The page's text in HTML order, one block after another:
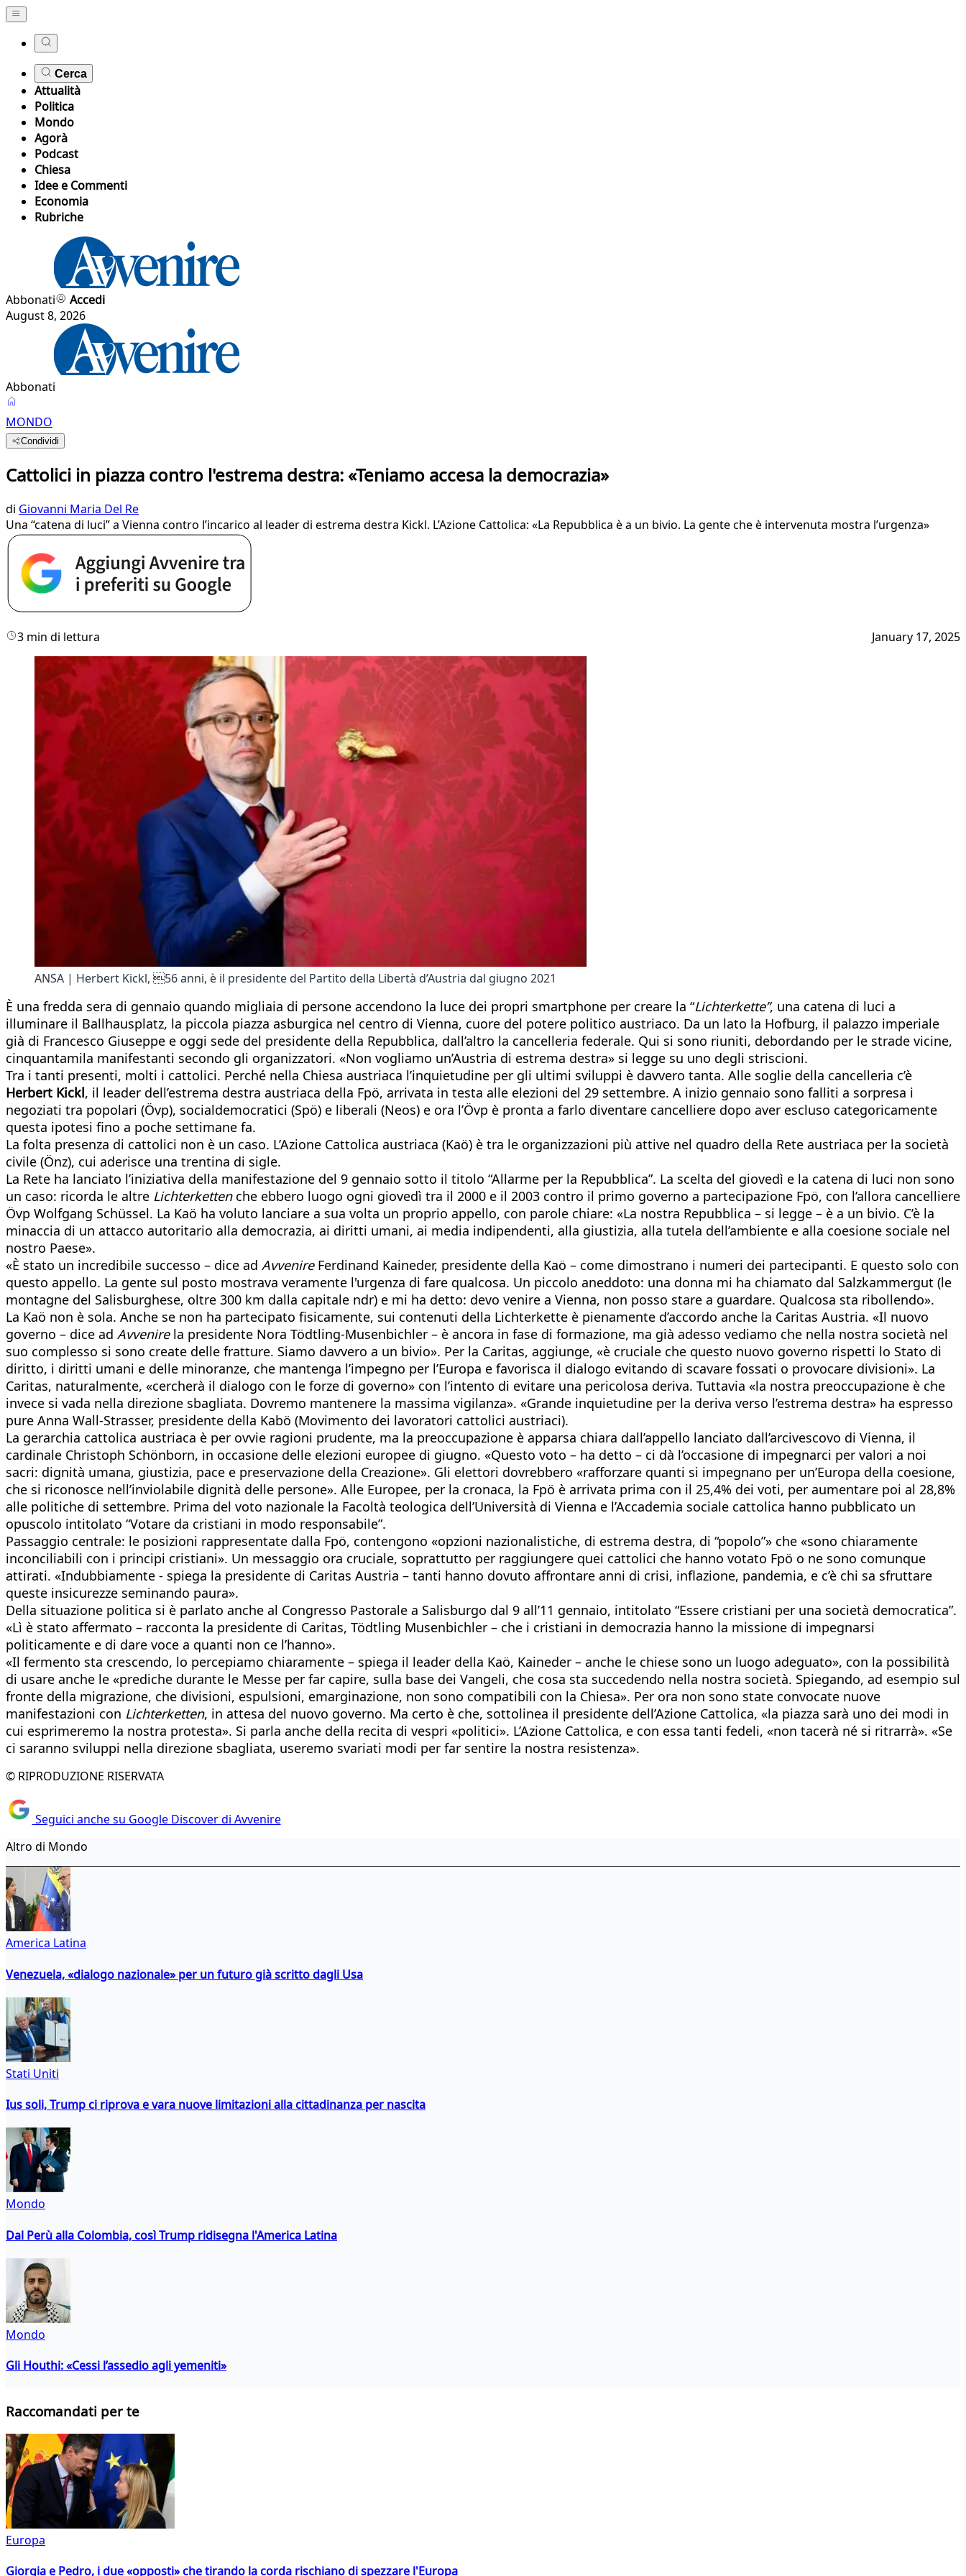
Cerca
Attualità
Politica
Mondo
Agorà
Podcast
Chiesa
Idee e Commenti
Economia
Rubriche
Abbonati
Accedi
August 8, 2026
Abbonati
MONDO
Condividi
Cattolici in piazza contro l'estrema destra: «Teniamo accesa la democrazia»
di Giovanni Maria Del Re
Una “catena di luci” a Vienna contro l’incarico al leader di estrema destra Kickl. L’Azione Cattolica: «La Repubblica è a un bivio. La gente che è intervenuta mostra l’urgenza»
3 min di lettura January 17, 2025
ANSA | Herbert Kickl, 56 anni, è il presidente del Partito della Libertà d’Austria dal giugno 2021
È una fredda sera di gennaio quando migliaia di persone accendono la luce dei propri smartphone per creare la “Lichterkette”, una catena di luci a
illuminare il Ballhausplatz, la piccola piazza asburgica nel centro di Vienna, cuore del potere politico austriaco. Da un lato la Hofburg, il palazzo imperiale
già di Francesco Giuseppe e oggi sede del presidente della Repubblica, dall’altro la cancelleria federale. Qui si sono riuniti, debordando per le strade vicine,
cinquantamila manifestanti secondo gli organizzatori. «Non vogliamo un’Austria di estrema destra» si legge su uno degli striscioni.
Tra i tanti presenti, molti i cattolici. Perché nella Chiesa austriaca l’inquietudine per gli ultimi sviluppi è davvero tanta. Alle soglie della cancelleria c’è
Herbert Kickl, il leader dell’estrema destra austriaca della Fpö, arrivata in testa alle elezioni del 29 settembre. A inizio gennaio sono falliti a sorpresa i
negoziati tra popolari (Övp), socialdemocratici (Spö) e liberali (Neos) e ora l’Övp è pronta a farlo diventare cancelliere dopo aver escluso categoricamente
questa ipotesi fino a poche settimane fa.
La folta presenza di cattolici non è un caso. L’Azione Cattolica austriaca (Kaö) è tra le organizzazioni più attive nel quadro della Rete austriaca per la società
civile (Önz), cui aderisce una trentina di sigle.
La Rete ha lanciato l’iniziativa della manifestazione del 9 gennaio sotto il titolo “Allarme per la Repubblica”. La scelta del giovedì e la catena di luci non sono
un caso: ricorda le altre Lichterkettenche ebbero luogo ogni giovedì tra il 2000 e il 2003 contro il primo governo a partecipazione Fpö, con l’allora cancelliere
Övp Wolfgang Schüssel. La Kaö ha voluto lanciare a sua volta un proprio appello, con parole chiare: «La nostra Repubblica – si legge – è a un bivio. C’è la
minaccia di un attacco autoritario alla democrazia, ai diritti umani, ai media indipendenti, alla giustizia, alla tutela dell’ambiente e alla coesione sociale nel
nostro Paese».
«È stato un incredibile successo – dice ad AvvenireFerdinand Kaineder, presidente della Kaö – come dimostrano i numeri dei partecipanti. E questo solo con
questo appello. La gente sul posto mostrava veramente l'urgenza di fare qualcosa. Un piccolo aneddoto: una donna mi ha chiamato dal Salzkammergut (le
montagne del Salisburghese, oltre 300 km dalla capitale ndr) e mi ha detto: devo venire a Vienna, non posso stare a guardare. Qualcosa sta ribollendo».
La Kaö non è sola. Anche se non ha partecipato fisicamente, sui contenuti della Lichterkette è pienamente d’accordo anche la Caritas Austria. «Il nuovo
governo – dice ad Avvenirela presidente Nora Tödtling-Musenbichler – è ancora in fase di formazione, ma già adesso vediamo che nella nostra società nel
suo complesso si sono create delle fratture. Siamo davvero a un bivio». Per la Caritas, aggiunge, «è cruciale che questo nuovo governo rispetti lo Stato di
diritto, i diritti umani e delle minoranze, che mantenga l’impegno per l’Europa e favorisca il dialogo evitando di scavare fossati o provocare divisioni». La
Caritas, naturalmente, «cercherà il dialogo con le forze di governo» con l’intento di evitare una pericolosa deriva. Tuttavia «la nostra preoccupazione è che
invece si vada nella direzione sbagliata. Dovremo mantenere la massima vigilanza». «Grande inquietudine per la deriva verso l’estrema destra» ha espresso
pure Anna Wall-Strasser, presidente della Kabö (Movimento dei lavoratori cattolici austriaci).
La gerarchia cattolica austriaca è per ovvie ragioni prudente, ma la preoccupazione è apparsa chiara dall’appello lanciato dall’arcivescovo di Vienna, il
cardinale Christoph Schönborn, in occasione delle elezioni europee di giugno. «Questo voto – ha detto – ci dà l’occasione di impegnarci per valori a noi
sacri: dignità umana, giustizia, pace e preservazione della Creazione». Gli elettori dovrebbero «rafforzare quanti si impegnano per un’Europa della coesione,
che si riconosce nell’inviolabile dignità delle persone». Alle Europee, per la cronaca, la Fpö è arrivata prima con il 25,4% dei voti, per aumentare poi al 28,8%
alle politiche di settembre. Prima del voto nazionale la Facoltà teologica dell’Università di Vienna e l’Accademia sociale cattolica hanno pubblicato un
opuscolo intitolato “Votare da cristiani in modo responsabile”.
Passaggio centrale: le posizioni rappresentate dalla Fpö, contengono «opzioni nazionalistiche, di estrema destra, di “popolo”» che «sono chiaramente
inconciliabili con i principi cristiani». Un messaggio ora cruciale, soprattutto per raggiungere quei cattolici che hanno votato Fpö o ne sono comunque
attirati. «Indubbiamente - spiega la presidente di Caritas Austria – tanti hanno dovuto affrontare anni di crisi, inflazione, pandemia, e c’è chi sa sfruttare
queste insicurezze seminando paura».
Della situazione politica si è parlato anche al Congresso Pastorale a Salisburgo dal 9 all’11 gennaio, intitolato “Essere cristiani per una società democratica”.
«Lì è stato affermato – racconta la presidente di Caritas, Tödtling Musenbichler – che i cristiani in democrazia hanno la missione di impegnarsi
politicamente e di dare voce a quanti non ce l’hanno».
«Il fermento sta crescendo, lo percepiamo chiaramente – spiega il leader della Kaö, Kaineder – anche le chiese sono un luogo adeguato», con la possibilità
di usare anche le «prediche durante le Messe per far capire, sulla base dei Vangeli, che cosa sta succedendo nella nostra società. Spiegando, ad esempio sul
fronte della migrazione, che divisioni, espulsioni, emarginazione, non sono compatibili con la Chiesa». Per ora non sono state convocate nuove
manifestazioni con Lichterketten, in attesa del nuovo governo. Ma certo è che, sottolinea il presidente dell’Azione Cattolica, «la piazza sarà uno dei modi in
cui esprimeremo la nostra protesta». Si parla anche della recita di vespri «politici». L’Azione Cattolica, e con essa tanti fedeli, «non tacerà né si ritrarrà». «Se
ci saranno sviluppi nella direzione sbagliata, useremo svariati modi per far sentire la nostra resistenza».
© RIPRODUZIONE RISERVATA
Seguici anche su Google Discover di Avvenire
Altro di Mondo
America Latina
Venezuela, «dialogo nazionale» per un futuro già scritto dagli Usa
Stati Uniti
Ius soli, Trump ci riprova e vara nuove limitazioni alla cittadinanza per nascita
Mondo
Dal Perù alla Colombia, così Trump ridisegna l'America Latina
Mondo
Gli Houthi: «Cessi l’assedio agli yemeniti»
Raccomandati per te
Europa
Giorgia e Pedro, i due «opposti» che tirando la corda rischiano di spezzare l'Europa